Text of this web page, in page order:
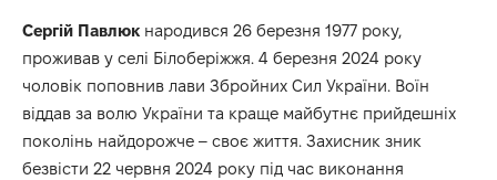
Сергій Павлюк народився 26 березня 1977 року,
проживав у селі Білоберіжжя. 4 березня 2024 року
чоловік поповнив лави Збройних Сил України. Воїн
віддав за волю України та краще майбутнє прийдешніх
поколінь найдорожче – своє життя. Захисник зник
безвісти 22 червня 2024 року під час виконання